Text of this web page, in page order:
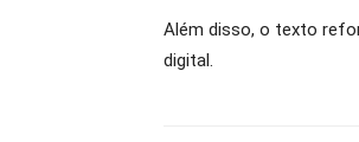
Além disso, o texto
digital.